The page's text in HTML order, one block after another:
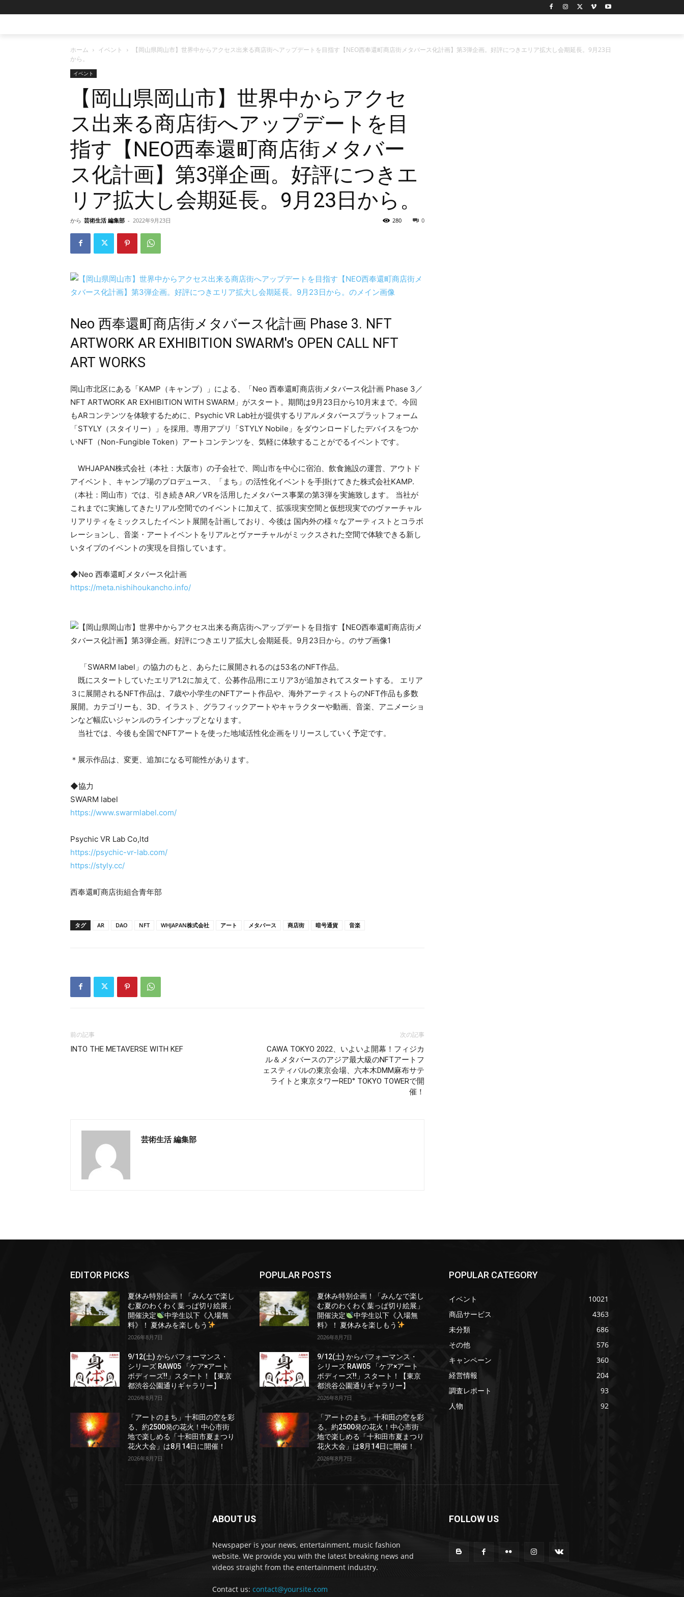
ホーム イベント
【岡⼭県岡⼭市】世界中からアクセス出来る商店街へアップデートを⽬指す【NEO⻄奉還町商店街メタバース化計画】第3弾企画。好評につきエリア拡大し会期延長。9月23日
から。
イベント
【岡⼭県岡⼭市】世界中からアクセ
ス出来る商店街へアップデートを⽬
指す【NEO⻄奉還町商店街メタバー
ス化計画】第3弾企画。好評につきエ
リア拡大し会期延長。9月23日から。
から 芸術生活 編集部 - 2022年9月23日 0
280
Neo ⻄奉還町商店街メタバース化計画 Phase 3. NFT
ARTWORK AR EXHIBITION SWARM's OPEN CALL NFT
ART WORKS
岡⼭市北区にある「KAMP（キャンプ）」による、「Neo ⻄奉還町商店街メタバース化計画 Phase 3／
NFT ARTWORK AR EXHIBITION WITH SWARM」がスタート。期間は9⽉23⽇から10月末まで。今回
もARコンテンツを体験するために、Psychic VR Lab社が提供するリアルメタバースプラットフォーム
「STYLY（スタイリー）」を採⽤。専⽤アプリ「STYLY Nobile」をダウンロードしたデバイスをつか
いNFT（Non-Fungible Token）アートコンテンツを、気軽に体験することがでるイベントです。
WHJAPAN株式会社（本社：⼤阪市）の⼦会社で、岡⼭市を中⼼に宿泊、飲⾷施設の運営、アウトド
アイベント、キャンプ場のプロデュース、「まち」の活性化イベントを⼿掛けてきた株式会社KAMP.
（本社：岡⼭市）では、引き続きAR／VRを活⽤したメタバース事業の第3弾を実施致します。 当社が
これまでに実施してきたリアル空間でのイベントに加えて、拡張現実空間と仮想現実でのヴァーチャル
リアリティをミックスしたイベント展開を計画しており、今後は 国内外の様々なアーティストとコラボ
レーションし、⾳楽・アートイベントをリアルとヴァーチャルがミックスされた空間で体験できる新し
いタイプのイベントの実現を⽬指しています。
◆Neo 西奉還町メタバース化計画
https://meta.nishihoukancho.info/
「SWARM label」の協力のもと、あらたに展開されるのは53名のNFT作品。
既にスタートしていたエリア1.2に加えて、公募作品用にエリア3が追加されてスタートする。 エリア
３に展開されるNFT作品は、7歳や小学生のNFTアート作品や、海外アーティストらのNFT作品も多数
展開。カテゴリーも、3D、イラスト、グラフィックアートやキャラクターや動画、音楽、アニメーショ
ンなど幅広いジャンルのラインナップとなります。
当社では、今後も全国でNFTアートを使った地域活性化企画をリリースしていく予定です。
＊展示作品は、変更、追加になる可能性があります。
◆協力
SWARM label
https://www.swarmlabel.com/
Psychic VR Lab Co,ltd
https://psychic-vr-lab.com/
https://styly.cc/
⻄奉還町商店街組合⻘年部
タグ AR DAO NFT WHJAPAN株式会社 アート メタバース 商店街 暗号通貨 音楽
前の記事
INTO THE METAVERSE WITH KEF
次の記事
CAWA TOKYO 2022、いよいよ開幕！フィジカ
ル＆メタバースのアジア最大級のNFTアートフ
ェスティバルの東京会場、六本木DMM麻布サテ
ライトと東京タワーRED° TOKYO TOWERで開
催！
芸術生活 編集部
EDITOR PICKS
夏休み特別企画！「みんなで楽し
む夏のわくわく葉っぱ切り絵展」
開催決定
中学生以下《入場無
料》！ 夏休みを楽しもう
2026年8月7日
9/12(土) からパフォーマンス・
シリーズ RAW05 「ケア×アート
ボディーズ!!」スタート！【東京
都渋谷公園通りギャラリー】
2026年8月7日
「アートのまち」十和田の空を彩
る、約2500発の花火！中心市街
地で楽しめる「十和田市夏まつり
花火大会」は8月14日に開催！
2026年8月7日
POPULAR POSTS
夏休み特別企画！「みんなで楽し
む夏のわくわく葉っぱ切り絵展」
開催決定
中学生以下《入場無
料》！ 夏休みを楽しもう
2026年8月7日
9/12(土) からパフォーマンス・
シリーズ RAW05 「ケア×アート
ボディーズ!!」スタート！【東京
都渋谷公園通りギャラリー】
2026年8月7日
「アートのまち」十和田の空を彩
る、約2500発の花火！中心市街
地で楽しめる「十和田市夏まつり
花火大会」は8月14日に開催！
2026年8月7日
POPULAR CATEGORY
イベント
10021
商品サービス
4363
未分類
686
その他
576
キャンペーン
360
経営情報
204
調査レポート
93
人物
92
ABOUT US
Newspaper is your news, entertainment, music fashion
website. We provide you with the latest breaking news and
videos straight from the entertainment industry.
Contact us: contact@yoursite.com
FOLLOW US